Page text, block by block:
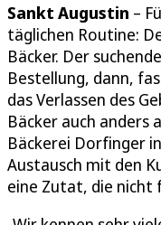
Sankt Augustin –
täglichen Routine:
Bäcker. Der
Bestellung, dann,
das Verlassen des
Bäcker auch anders
Bäckerei Dorfinger
Austausch mit den
eine Zutat, die nicht